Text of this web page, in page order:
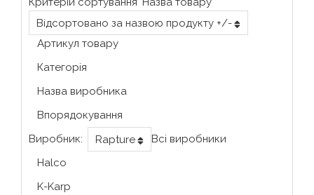
Відсортовано за назвою продукту +/-
Артикул товару
Категорія
Назва виробника
Впорядокування
Виробник:
Rapture
Всі виробники
Halco
K-Karp